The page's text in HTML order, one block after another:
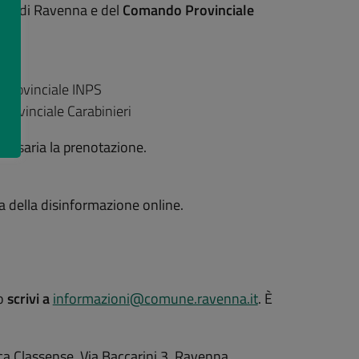
di Ravenna e del Comando Provinciale
INPS
Carabinieri
la prenotazione.
della disinformazione online.
scrivi ainformazioni@comune.ravenna.it. È